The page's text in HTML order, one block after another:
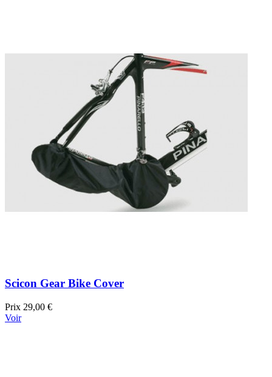
Scicon Gear Bike Cover
Prix 29,00 €
Voir